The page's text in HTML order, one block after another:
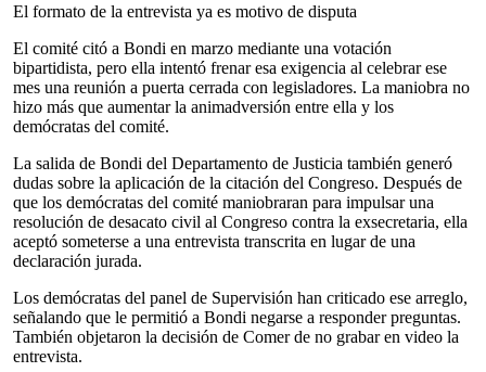
El formato de la entrevista ya es motivo de disputa
El comité citó a Bondi en marzo mediante una votación
bipartidista, pero ella intentó frenar esa exigencia al celebrar ese
mes una reunión a puerta cerrada con legisladores. La maniobra no
hizo más que aumentar la animadversión entre ella y los
demócratas del comité.
La salida de Bondi del Departamento de Justicia también generó
dudas sobre la aplicación de la citación del Congreso. Después de
que los demócratas del comité maniobraran para impulsar una
resolución de desacato civil al Congreso contra la exsecretaria, ella
aceptó someterse a una entrevista transcrita en lugar de una
declaración jurada.
Los demócratas del panel de Supervisión han criticado ese arreglo,
señalando que le permitió a Bondi negarse a responder preguntas.
También objetaron la decisión de Comer de no grabar en video la
entrevista.